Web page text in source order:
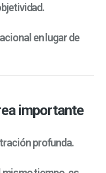
en lugar de
importante
profunda.